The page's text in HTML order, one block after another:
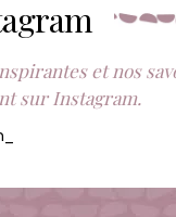
et nos
sur Instagram.